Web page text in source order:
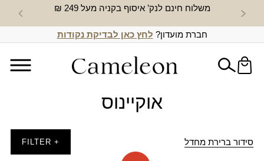
משלוח חינם לנק’ איסוף בקניה מעל 249 ₪ חדש
חברת מועדון? לחץ כאן לבדיקת נקודות
אוקיינוס
סידור ברירת מחדל + FILTER